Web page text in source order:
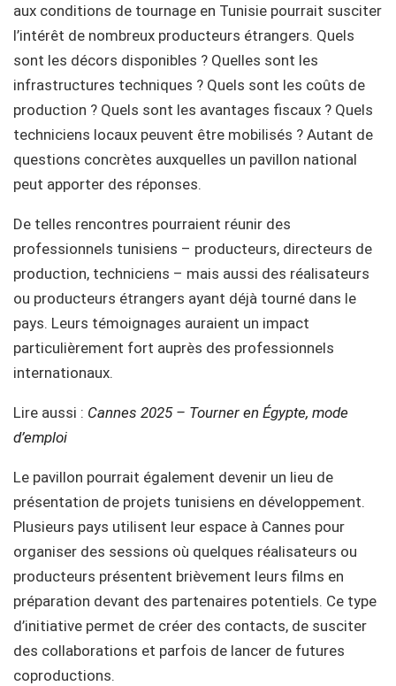
aux conditions de tournage en Tunisie pourrait susciter
l’intérêt de nombreux producteurs étrangers. Quels
sont les décors disponibles ? Quelles sont les
infrastructures techniques ? Quels sont les coûts de
production ? Quels sont les avantages fiscaux ? Quels
techniciens locaux peuvent être mobilisés ? Autant de
questions concrètes auxquelles un pavillon national
peut apporter des réponses.
De telles rencontres pourraient réunir des
professionnels tunisiens – producteurs, directeurs de
production, techniciens – mais aussi des réalisateurs
ou producteurs étrangers ayant déjà tourné dans le
pays. Leurs témoignages auraient un impact
particulièrement fort auprès des professionnels
internationaux.
Lire aussi : Cannes 2025 – Tourner en Égypte, mode
d’emploi
Le pavillon pourrait également devenir un lieu de
présentation de projets tunisiens en développement.
Plusieurs pays utilisent leur espace à Cannes pour
organiser des sessions où quelques réalisateurs ou
producteurs présentent brièvement leurs films en
préparation devant des partenaires potentiels. Ce type
d’initiative permet de créer des contacts, de susciter
des collaborations et parfois de lancer de futures
coproductions.